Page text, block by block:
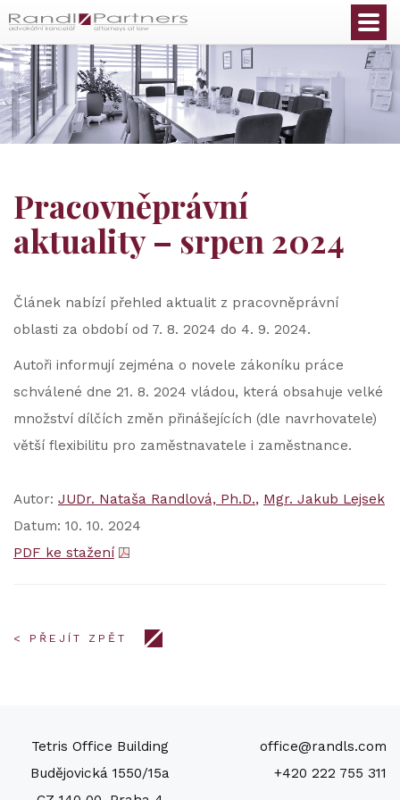
Pracovněprávní
aktuality – srpen 2024
Článek nabízí přehled aktualit z pracovněprávní
oblasti za období od 7. 8. 2024 do 4. 9. 2024.
Autoři informují zejména o novele zákoníku práce
schválené dne 21. 8. 2024 vládou, která obsahuje velké
množství dílčích změn přinášejících (dle navrhovatele)
větší flexibilitu pro zaměstnavatele i zaměstnance.
Autor: JUDr. Nataša Randlová, Ph.D.
Mgr. Jakub Lejsek
Datum: 10. 10. 2024
PDF ke stažení
< PŘEJÍT ZPĚT
Tetris Office Building
Budějovická 1550/15a
office@randls.com
+420 222 755 311
Čeština